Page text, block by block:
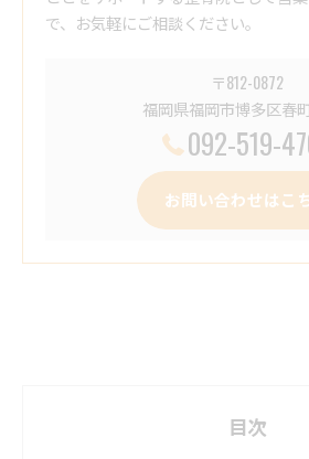
で、お気軽にご相談ください。
〒812-0872
福岡県福岡市博多区春
092-519-
お問い合わせはこ
目次